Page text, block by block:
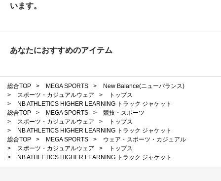
います。
あなたにおすすめのアイテム
総合TOP > MEGA SPORTS >
New Balance(ニューバランス)
>
スポーツ・カジュアルウェア >
トップス
>
NB ATHLETICS HIGHER LEARNING トラック ジャケット
総合TOP
> MEGA SPORTS >
競技・スポーツ
>
スポーツ・カジュアルウェア >
トップス
>
NB ATHLETICS HIGHER LEARNING トラック ジャケット
総合TOP
> MEGA SPORTS >
ウェア・スポーツ・カジュアル
>
スポーツ・カジュアルウェア >
トップス
>
NB ATHLETICS HIGHER LEARNING トラック ジャケット